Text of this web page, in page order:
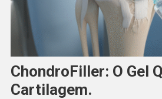
ChondroFiller: O Gel
Cartilagem.